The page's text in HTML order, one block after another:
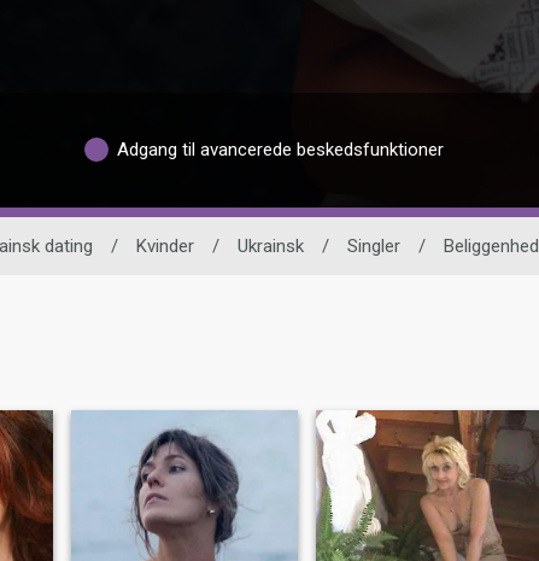
Adgang til avancerede beskedsfunktioner
dating / Kvinder / Ukrainsk / Singler / Beliggenhed